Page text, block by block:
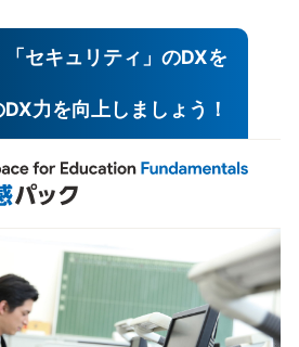
「セキュリティ」のDXを
力を向上しましょう！